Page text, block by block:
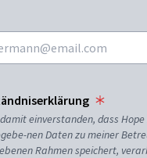
einverstanden, dass
nen Daten zu meiner
Rahmen speichert,